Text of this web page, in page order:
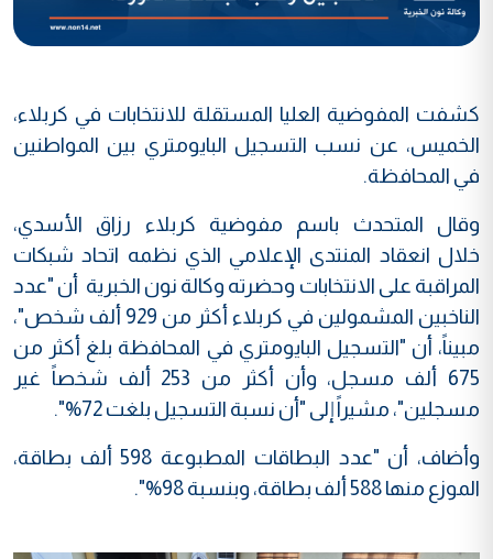
كشفت المفوضية العليا المستقلة للانتخابات في كربلاء،
الخميس، عن نسب التسجيل البايومتري بين المواطنين
في المحافظة.
وقال المتحدث باسم مفوضية كربلاء رزاق الأسدي،
خلال انعقاد المنتدى الإعلامي الذي نظمه اتحاد شبكات
المراقبة على الانتخابات وحضرته وكالة نون الخبرية أن "عدد
الناخبين المشمولين في كربلاء أكثر من 929 ألف شخص"،
مبيناً، أن "التسجيل البايومتري في المحافظة بلغ أكثر من
675 ألف مسجل، وأن أكثر من 253 ألف شخصاً غير
مسجلين"، مشيراً إلى "أن نسبة التسجيل بلغت 72%".
وأضاف، أن "عدد البطاقات المطبوعة 598 ألف بطاقة،
الموزع منها 588 ألف بطاقة، وبنسبة 98%".